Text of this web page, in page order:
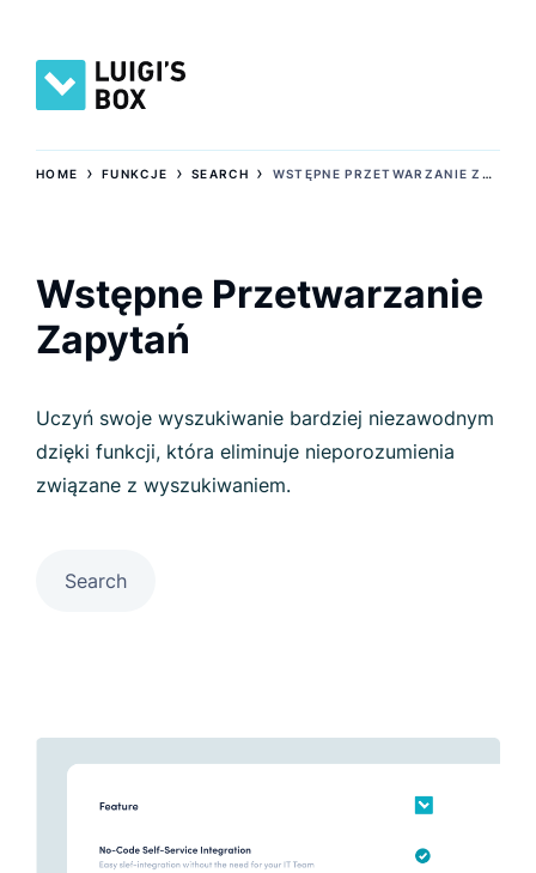
HOME ›FUNKCJE ›SEARCH › WSTĘPNE PRZETWARZANIE ZAPYTAŃ
Wstępne Przetwarzanie
Zapytań
Uczyń swoje wyszukiwanie bardziej niezawodnym
dzięki funkcji, która eliminuje nieporozumienia
związane z wyszukiwaniem.
Search